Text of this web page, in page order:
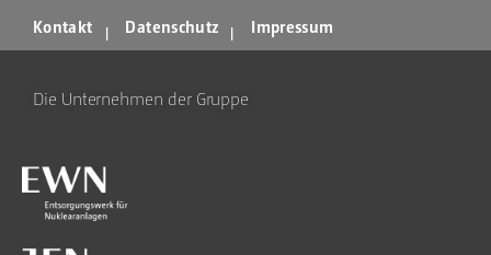
Kontakt Datenschutz Impressum
Die Unternehmen der Gruppe